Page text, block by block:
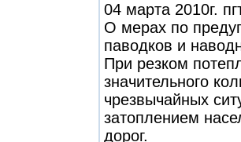
04 марта 2010г.
О мерах по
паводков и
При резком
значительного
чрезвычайных
затоплением
дорог.